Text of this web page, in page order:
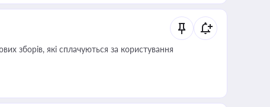
зборів, які сплачуються за користування